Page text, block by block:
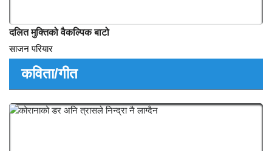
यहुदी समाजले बदलेको जीवन
दिपिका भुसाल: